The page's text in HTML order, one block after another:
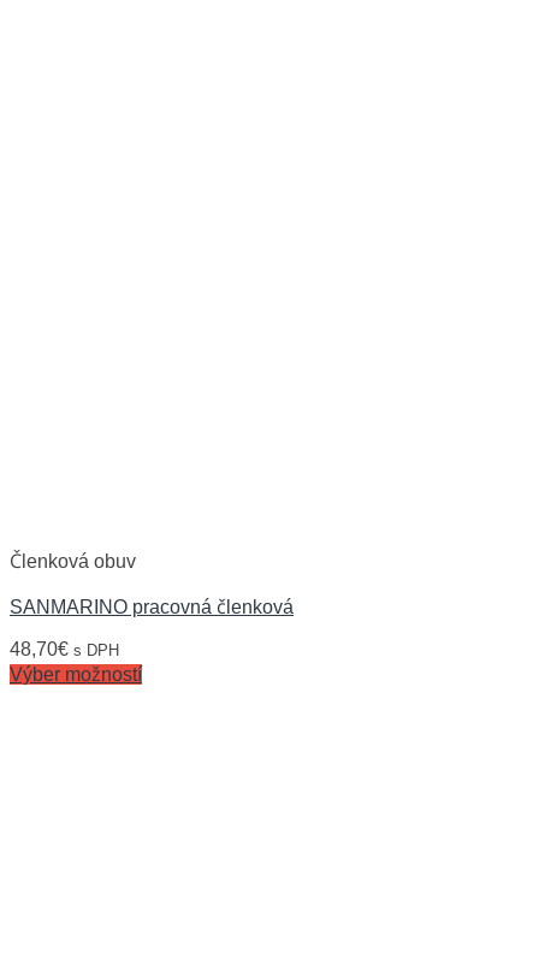
Členková obuv
SANMARINO pracovná členková
48,70€ s DPH
Výber možností